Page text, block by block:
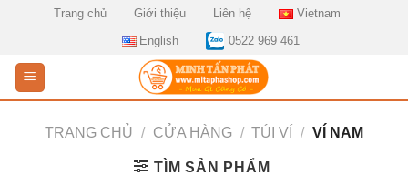
Trang chủ Giới thiệu Liên hệ
Vietnam
English
0522 969 461
TRANG CHỦ / CỬA HÀNG / TÚI VÍ / VÍ NAM
TÌM SẢN PHẨM